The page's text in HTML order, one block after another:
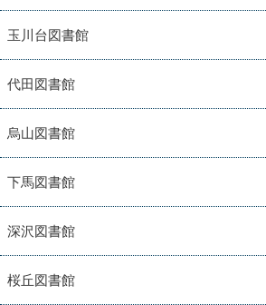
玉川台図書館
代田図書館
烏山図書館
下馬図書館
深沢図書館
桜丘図書館